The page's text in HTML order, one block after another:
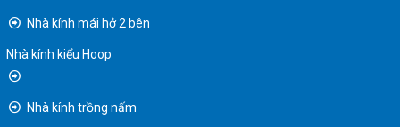
Nhà kính mái hở 2 bên
Nhà kính kiểu Hoop
Nhà kính trồng nấm